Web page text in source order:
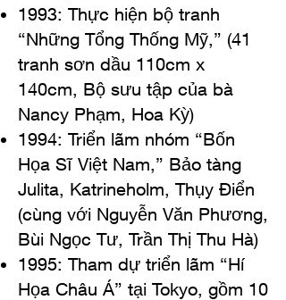
1993: Thực hiện bộ tranh
“Những Tổng Thống Mỹ,” (41
tranh sơn dầu 110cm x
140cm, Bộ sưu tập của bà
Nancy Phạm, Hoa Kỳ)
1994: Triển lãm nhóm “Bốn
Họa Sĩ Việt Nam,” Bảo tàng
Julita, Katrineholm, Thụy Ðiển
(cùng với Nguyễn Văn Phương,
Bùi Ngọc Tư, Trần Thị Thu Hà)
1995: Tham dự triển lãm “Hí
Họa Châu Á” tại Tokyo, gồm 10